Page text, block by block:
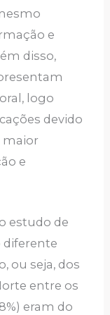
e
disso,
logo
devido
maior
e
estudo de
diferente
ou seja, dos
entre os
eram do